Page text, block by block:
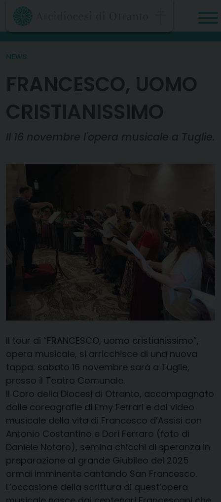
Skip
content
NEWS
FRANCESCO, UOMO
CRISTIANISSIMO
Il 16 novembre l'opera musicale a Tuglie.
Il tour di “FRANCESCO, uomo cristianissimo”,
opera musicale, si arricchisce di una nuova
tappa: sabato 16 novembre sarà a Tuglie,
presso il Teatro Comunale.
Il Coro della Diocesi di Otranto, accompagnato
dalle coreografie di Emy Ferrari e dal video
musicale della vita di Francesco d’Assisi con
Antonio Costantino e Dori Ferraro (foto di
Daniele Notaro), semina chicchi di speranza in
preparazione al grande Giubileo del 2025
ormai imminente cantando San Francesco.
L’occasione della scrittura di quest’opera